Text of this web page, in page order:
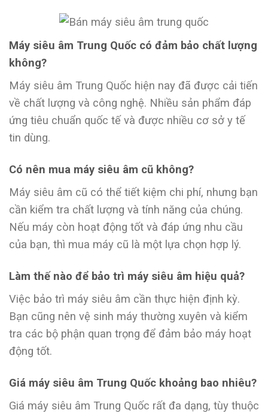
Máy siêu âm Trung Quốc có đảm bảo chất lượng
không?
Máy siêu âm Trung Quốc hiện nay đã được cải tiến
về chất lượng và công nghệ. Nhiều sản phẩm đáp
ứng tiêu chuẩn quốc tế và được nhiều cơ sở y tế
tin dùng.
Có nên mua máy siêu âm cũ không?
Máy siêu âm cũ có thể tiết kiệm chi phí, nhưng bạn
cần kiểm tra chất lượng và tính năng của chúng.
Nếu máy còn hoạt động tốt và đáp ứng nhu cầu
của bạn, thì mua máy cũ là một lựa chọn hợp lý.
Làm thế nào để bảo trì máy siêu âm hiệu quả?
Việc bảo trì máy siêu âm cần thực hiện định kỳ.
Bạn cũng nên vệ sinh máy thường xuyên và kiểm
tra các bộ phận quan trọng để đảm bảo máy hoạt
động tốt.
Giá máy siêu âm Trung Quốc khoảng bao nhiêu?
Giá máy siêu âm Trung Quốc rất đa dạng, tùy thuộc